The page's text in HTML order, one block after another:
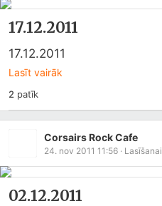
17.12.2011
17.12.2011
Lasīt vairāk
2 patīk
Corsairs Rock Cafe
24. nov 2011 11:56 · Lasīšanai
02.12.2011